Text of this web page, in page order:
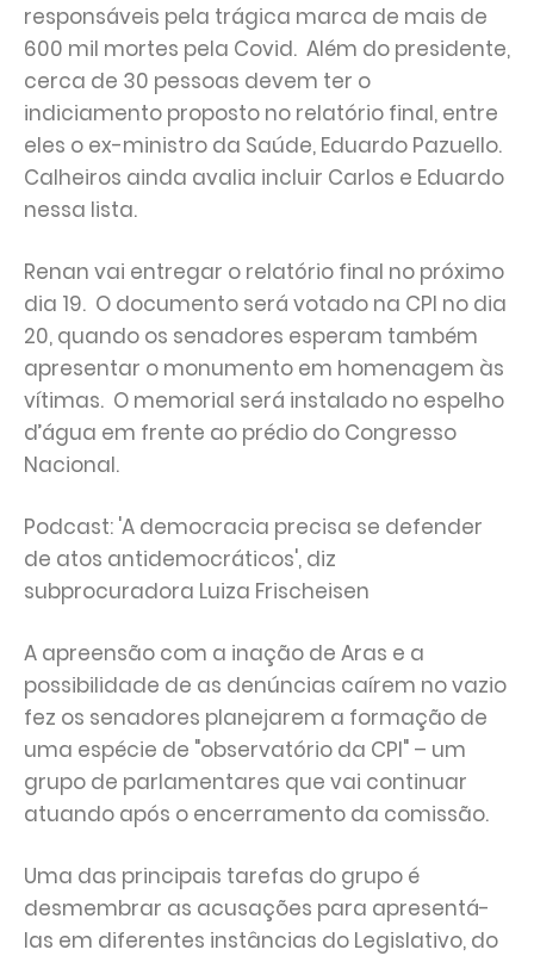
responsáveis pela trágica marca de mais de
600 mil mortes pela Covid. Além do presidente,
cerca de 30 pessoas devem ter o
indiciamento proposto no relatório final, entre
eles o ex-ministro da Saúde, Eduardo Pazuello.
Calheiros ainda avalia incluir Carlos e Eduardo
nessa lista.
Renan vai entregar o relatório final no próximo
dia 19. O documento será votado na CPI no dia
20, quando os senadores esperam também
apresentar o monumento em homenagem às
vítimas. O memorial será instalado no espelho
d’água em frente ao prédio do Congresso
Nacional.
Podcast: 'A democracia precisa se defender
de atos antidemocráticos', diz
subprocuradora Luiza Frischeisen
A apreensão com a inação de Aras e a
possibilidade de as denúncias caírem no vazio
fez os senadores planejarem a formação de
uma espécie de "observatório da CPI" – um
grupo de parlamentares que vai continuar
atuando após o encerramento da comissão.
Uma das principais tarefas do grupo é
desmembrar as acusações para apresentá-
las em diferentes instâncias do Legislativo, do